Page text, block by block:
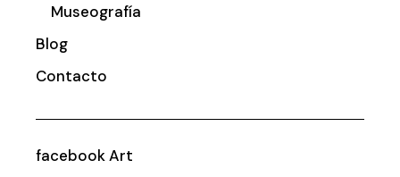
Museografía
Blog
Contacto
facebook Art